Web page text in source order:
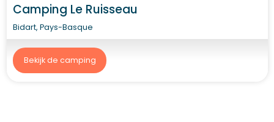
Camping Le Ruisseau
Bidart, Pays-Basque
Bekijk de camping